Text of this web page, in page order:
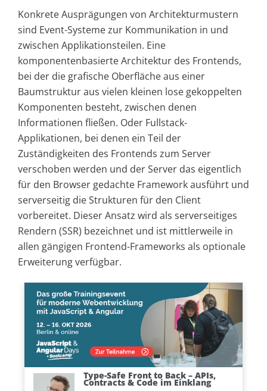
Konkrete Ausprägungen von Architekturmustern
sind Event-Systeme zur Kommunikation in und
zwischen Applikationsteilen. Eine
komponentenbasierte Architektur des Frontends,
bei der die grafische Oberfläche aus einer
Baumstruktur aus vielen kleinen lose gekoppelten
Komponenten besteht, zwischen denen
Informationen fließen. Oder Fullstack-
Applikationen, bei denen ein Teil der
Zuständigkeiten des Frontends zum Server
verschoben werden und der Server das eigentlich
für den Browser gedachte Framework ausführt und
serverseitig die Strukturen für den Client
vorbereitet. Dieser Ansatz wird als serverseitiges
Rendern (SSR) bezeichnet und ist mittlerweile in
allen gängigen Frontend-Frameworks als optionale
Erweiterung verfügbar.